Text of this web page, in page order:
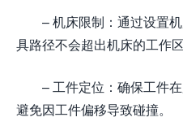
– 机床限制：通过设置
具路径不会超出机床的工作区
– 工件定位：确保工件
避免因工件偏移导致碰撞。